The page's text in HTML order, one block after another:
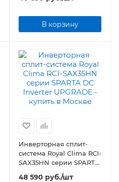
В корзину
Инверторная сплит-
система Royal Clima RCI-
SAX35HN серии SPARTA
DC Inverter UPGRADE
48 590 руб./шт